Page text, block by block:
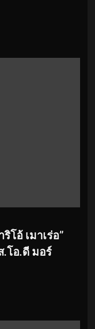
ริโอ้ เมาเร่อ”
.โอ.ดี มอร์